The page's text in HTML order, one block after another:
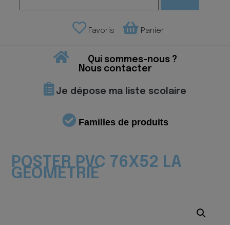
Favoris Panier
Qui sommes-nous ?
Nous contacter
Je dépose ma liste scolaire
Familles de produits
POSTER PVC 76X52 LA
GEOMETRIE